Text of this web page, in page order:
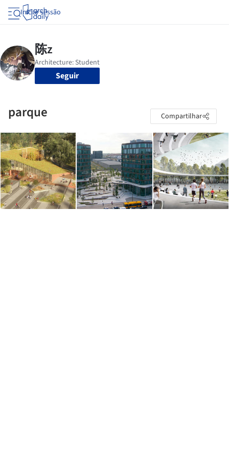
Iniciar sessão
Seguir
parque Compartilhar